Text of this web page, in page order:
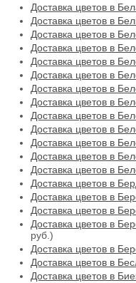
Доставка цветов в
Доставка цветов в
Доставка цветов в
Доставка цветов в
Доставка цветов в
Доставка цветов в
Доставка цветов в
Доставка цветов в
Доставка цветов в
Доставка цветов в
Доставка цветов в
Доставка цветов в
Доставка цветов в
Доставка цветов в
Доставка цветов в
Доставка цветов в
Доставка цветов в
руб.)
Доставка цветов в
Доставка цветов в
Доставка цветов в